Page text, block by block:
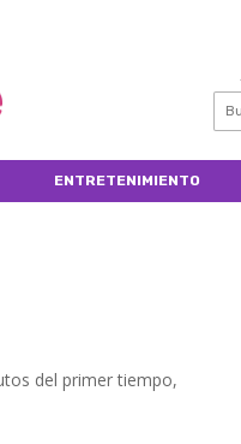
ENTRETENIMIENTO
del primer tiempo,